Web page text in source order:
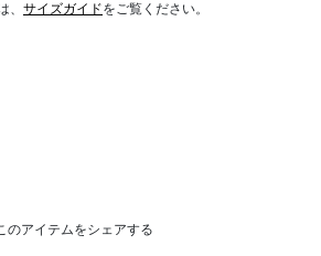
、 サイズガイドをご覧ください。
のアイテムをシェアする